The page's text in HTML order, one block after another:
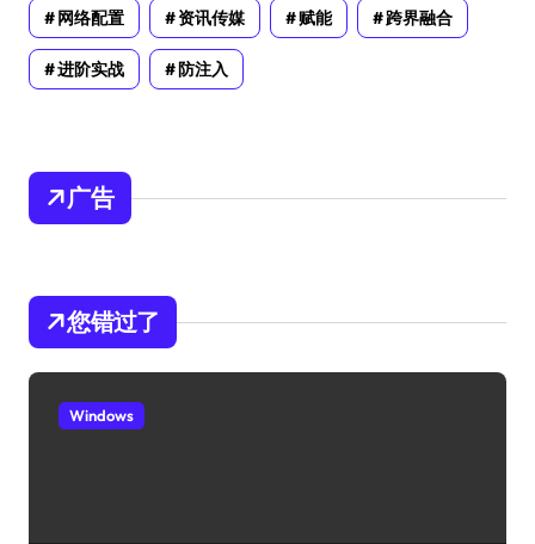
网络配置 资讯传媒 赋能 跨界融合
进阶实战 防注入
广告
您错过了
Windows